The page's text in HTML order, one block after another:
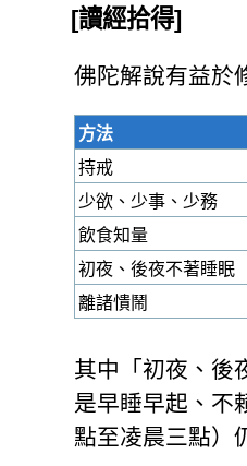
[讀經拾得]
佛陀解說有益於
方法
持戒
少欲、少事、少務
飲食知量
初夜、後夜不著睡眠
離諸憒鬧
其中「初夜、後
是早睡早起、不
點至凌晨三點）